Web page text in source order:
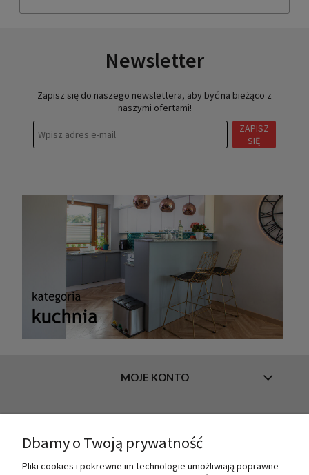
Newsletter
Zapisz się do naszego newslettera, aby być na bieżąco z
naszymi ofertami!
ZAPISZ
SIĘ
MOJE KONTO
Dbamy o Twoją prywatność
Pliki cookies i pokrewne im technologie umożliwiają poprawne